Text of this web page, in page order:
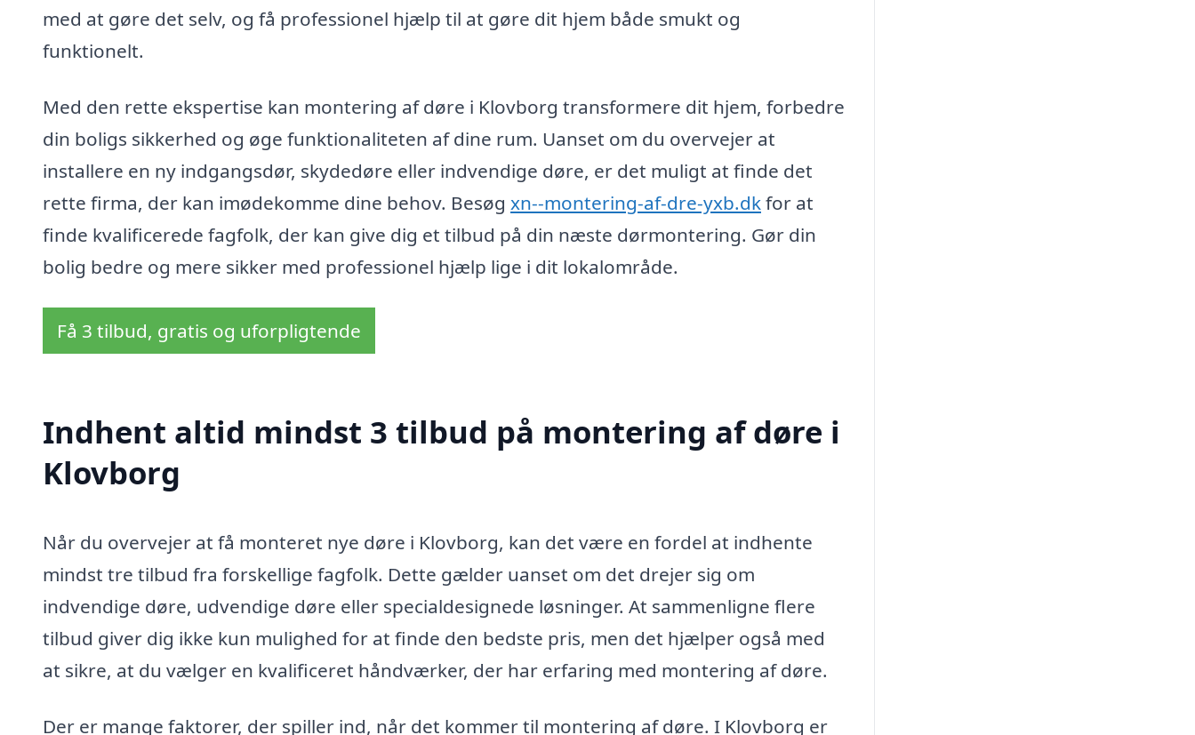
med at gøre det selv, og få professionel hjælp til at gøre dit hjem både smukt og
funktionelt.
Med den rette ekspertise kan montering af døre i Klovborg transformere dit hjem, forbedre
din boligs sikkerhed og øge funktionaliteten af dine rum. Uanset om du overvejer at
installere en ny indgangsdør, skydedøre eller indvendige døre, er det muligt at finde det
rette firma, der kan imødekomme dine behov. Besøg xn--montering-af-dre-yxb.dkfor at
finde kvalificerede fagfolk, der kan give dig et tilbud på din næste dørmontering. Gør din
bolig bedre og mere sikker med professionel hjælp lige i dit lokalområde.
Få 3 tilbud, gratis og uforpligtende
Indhent altid mindst 3 tilbud på montering af døre i
Klovborg
Når du overvejer at få monteret nye døre i Klovborg, kan det være en fordel at indhente
mindst tre tilbud fra forskellige fagfolk. Dette gælder uanset om det drejer sig om
indvendige døre, udvendige døre eller specialdesignede løsninger. At sammenligne flere
tilbud giver dig ikke kun mulighed for at finde den bedste pris, men det hjælper også med
at sikre, at du vælger en kvalificeret håndværker, der har erfaring med montering af døre.
Der er mange faktorer, der spiller ind, når det kommer til montering af døre. I Klovborg er